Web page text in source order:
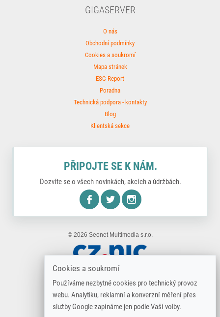
Cookies a soukromí
Používáme nezbytné cookies pro technický provoz
webu. Analytiku, reklamní a konverzní měření přes
služby Google zapínáme jen podle Vaší volby.
GIGASERVER
O nás
Obchodní podmínky
Cookies a soukromí
Mapa stránek
ESG Report
Poradna
Technická podpora - kontakty
Blog
Klientská sekce
PŘIPOJTE SE K NÁM.
Dozvíte se o všech novinkách, akcích a údržbách.
© 2026 Seonet Multimedia s.r.o.